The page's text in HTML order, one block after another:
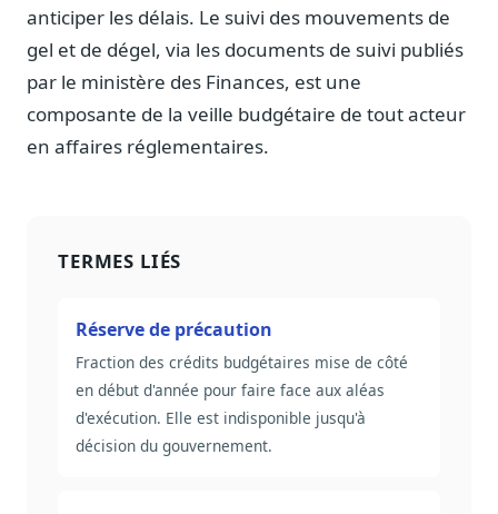
anticiper les délais. Le suivi des mouvements de
gel et de dégel, via les documents de suivi publiés
par le ministère des Finances, est une
composante de la veille budgétaire de tout acteur
en affaires réglementaires.
TERMES LIÉS
Réserve de précaution
Fraction des crédits budgétaires mise de côté
en début d'année pour faire face aux aléas
d'exécution. Elle est indisponible jusqu'à
décision du gouvernement.